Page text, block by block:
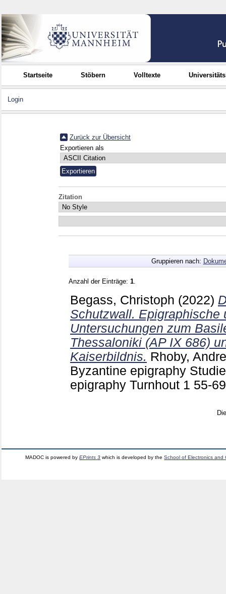
Startseite Stöbern Volltexte
Login
Zurück zur Übersicht
Exportieren als
Zitation
Gruppieren nach:
Anzahl der Einträge: 1
Begass, Christoph (2022)
Schutzwall. Epigraphische
Untersuchungen zum
Thessaloniki (AP IX 686)
Kaiserbildnis. Rhoby,
Byzantine epigraphy
epigraphy Turnhout 1 55-
MADOC is powered byEPrints 3 which is developed by theSchool of Electronics and